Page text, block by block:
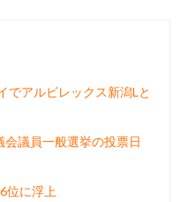
でアルビレックス新潟Lと
会議員一般選挙の投票日
位に浮上